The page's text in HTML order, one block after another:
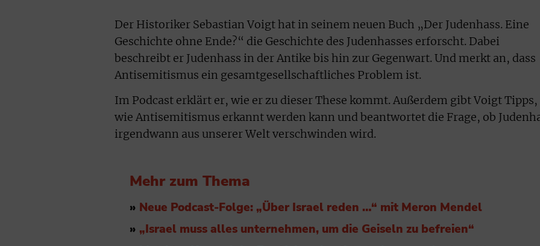
Der Historiker Sebastian Voigt hat in seinem neuen Buch „Der Judenhass. Eine
Geschichte ohne Ende?“ die Geschichte des Judenhasses erforscht. Dabei
beschreibt er Judenhass in der Antike bis hin zur Gegenwart. Und merkt an, dass
Antisemitismus ein gesamtgesellschaftliches Problem ist.
Im Podcast erklärt er, wie er zu dieser These kommt. Außerdem gibt Voigt Tipps,
wie Antisemitismus erkannt werden kann und beantwortet die Frage, ob
irgendwann aus unserer Welt verschwinden wird.
Mehr zum Thema
» Neue Podcast-Folge: „Über Israel reden …“ mit Meron Mendel
» „Israel muss alles unternehmen, um die Geiseln zu befreien“